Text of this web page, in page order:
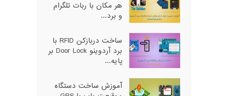
هر مکان با ربات تلگرام
و برد...
ساخت دربازکن RFID با
برد آردوینو Door Lock بر
پایه...
آموزش ساخت دستگاه